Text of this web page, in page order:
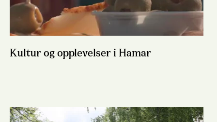
Kultur og opplevelser i Hamar